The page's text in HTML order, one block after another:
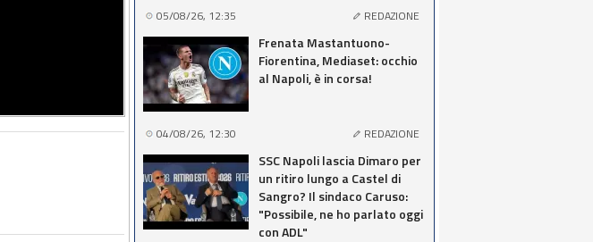
05/08/26, 12:35 REDAZIONE
Frenata Mastantuono-
Fiorentina, Mediaset: occhio
al Napoli, è in corsa!
04/08/26, 12:30 REDAZIONE
SSC Napoli lascia Dimaro per
un ritiro lungo a Castel di
Sangro? Il sindaco Caruso:
"Possibile, ne ho parlato oggi
con ADL"